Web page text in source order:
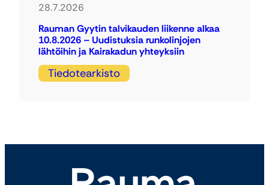
28.7.2026
Rauman Gyytin talvikauden liikenne alkaa
10.8.2026 – Uudistuksia runkolinjojen
lähtöihin ja Kairakadun yhteyksiin
Tiedotearkisto